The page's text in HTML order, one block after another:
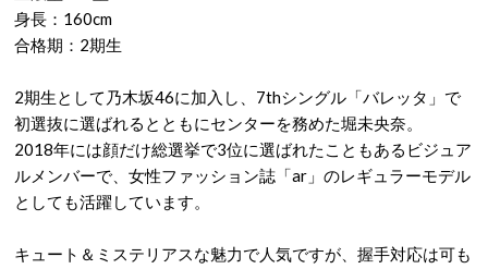
身長：160cm
合格期：2期生
2期生として乃木坂46に加入し、7thシングル「バレッタ」で
初選抜に選ばれるとともにセンターを務めた堀未央奈。
2018年には顔だけ総選挙で3位に選ばれたこともあるビジュア
ルメンバーで、女性ファッション誌「ar」のレギュラーモデル
としても活躍しています。
キュート＆ミステリアスな魅力で人気ですが、握手対応は可も